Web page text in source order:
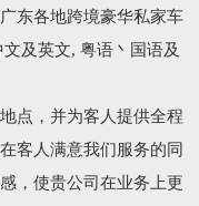
东各地跨境豪华私家车
及英文, 粤语丶国语及
点，并为客人提供全程
客人满意我们服务的同
，使贵公司在业务上更